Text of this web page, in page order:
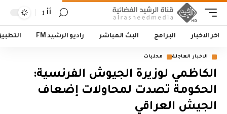
أأ
اخر الاخبار البرامج البث المباشر راديو الرشيد FM
الاخبار العاجلة محليات
الكاظمي لوزيرة الجيوش الفرنسية:
الحكومة تصدت لمحاولات إضعاف
الجيش العراقي